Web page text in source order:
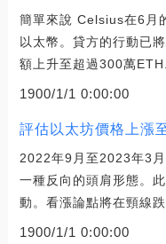
簡單來說 Celsius在6月
以太幣。貸方的行動已
額上升至超過300萬ETH.
1900/1/1 0:00:00
評估以太坊價格上漲
2022年9月至2023年3
一種反向的頭肩形態。
動。看漲論點將在頸線
1900/1/1 0:00:00